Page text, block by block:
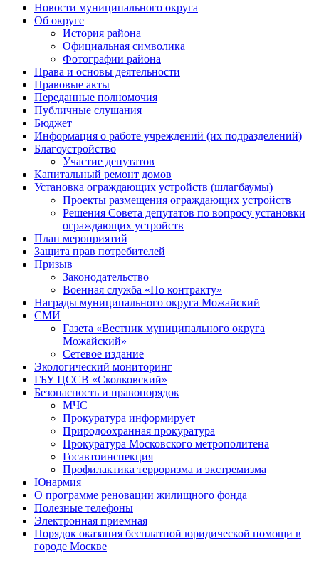
Новости муниципального округа
Об округе
История района
Официальная символика
Фотографии района
Права и основы деятельности
Правовые акты
Переданные полномочия
Публичные слушания
Бюджет
Информация о работе учреждений (их подразделений)
Благоустройство
Участие депутатов
Капитальный ремонт домов
Установка ограждающих устройств (шлагбаумы)
Проекты размещения ограждающих устройств
Решения Совета депутатов по вопросу установки
ограждающих устройств
План мероприятий
Защита прав потребителей
Призыв
Законодательство
Военная служба «По контракту»
Награды муниципального округа Можайский
СМИ
Газета «Вестник муниципального округа
Можайский»
Сетевое издание
Экологический мониторинг
ГБУ ЦССВ «Сколковский»
Безопасность и правопорядок
МЧС
Прокуратура информирует
Природоохранная прокуратура
Прокуратура Московского метрополитена
Госавтоинспекция
Профилактика терроризма и экстремизма
Юнармия
О программе реновации жилищного фонда
Полезные телефоны
Электронная приемная
Порядок оказания бесплатной юридической помощи в
городе Москве